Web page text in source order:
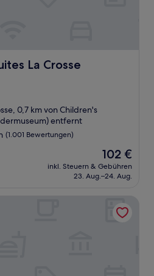
La Crosse
Crosse Downtown
0,7 km von Children's
entfernt
(1.001 Bewertungen)
Der
Preis
beträgt
102 €
inkl. Steuern & Gebühren
23. Aug.–24. Aug.